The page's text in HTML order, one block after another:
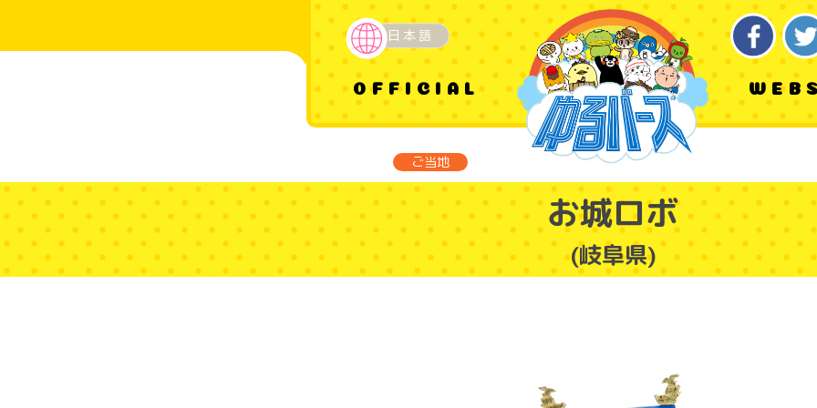
OFFICIAL
日本語
ご当地
お城ロボ
(岐阜県)